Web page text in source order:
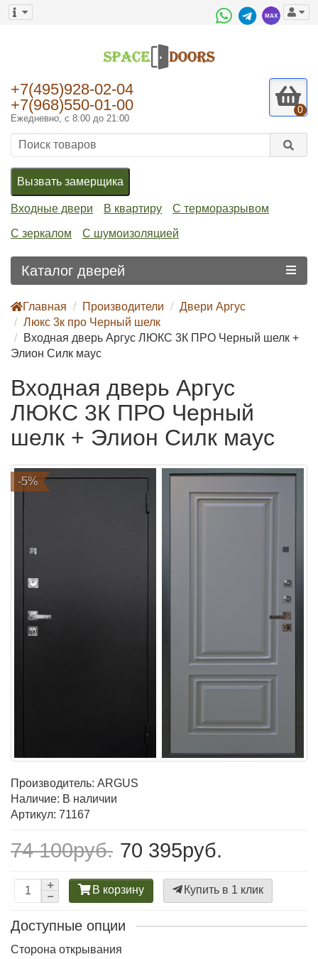
+7(495)928-02-04
+7(968)550-01-00
Ежедневно, с 8:00 до 21:00
0
Вызвать замерщика
Входные двери В квартиру С терморазрывом
С зеркалом С шумоизоляцией
Каталог дверей
Главная Производители
Двери Аргус
Люкс 3к про Черный шелк
Входная дверь Аргус ЛЮКС 3К ПРО Черный шелк +
Элион Силк маус
Входная дверь Аргус
ЛЮКС 3К ПРО Черный
шелк + Элион Силк маус
-5%
Производитель: ARGUS
Наличие: В наличии
Артикул: 71167
74 100руб. 70 395руб.
В корзину Купить в 1 клик
Доступные опции
Сторона открывания